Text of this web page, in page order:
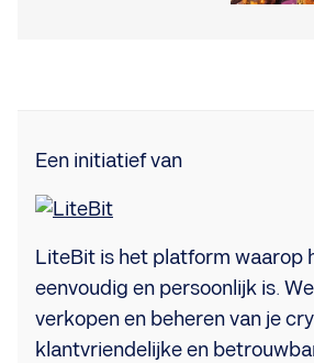
Een initiatief van
LiteBit is het platform waarop
eenvoudig en persoonlijk is.
verkopen en beheren van je
klantvriendelijke en